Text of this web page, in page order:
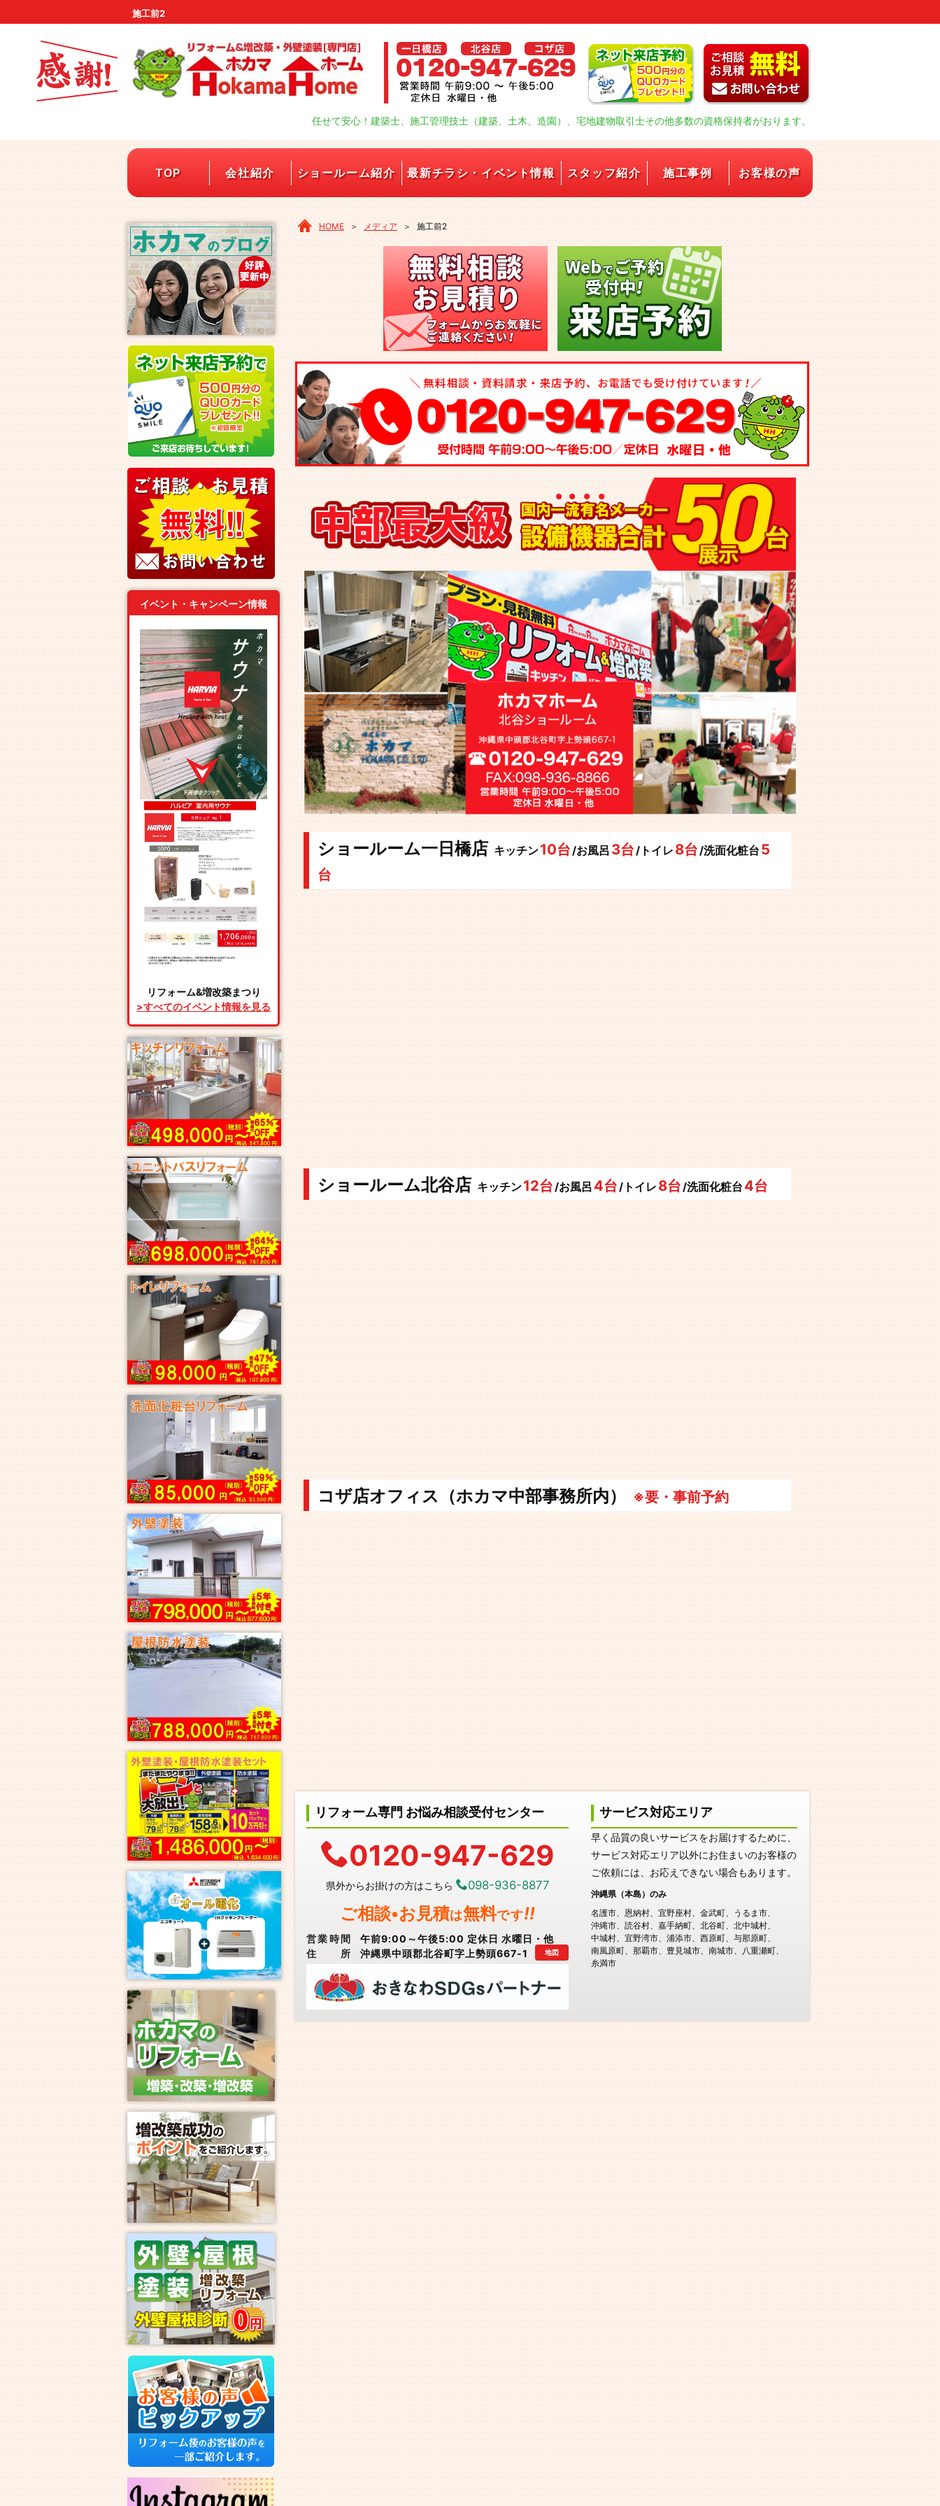
施工前2
任せて安心！建築士、施工管理技士（建築、土木、造園）、宅地建物取引士その他多数の資格保持者がおります。
TOP 会社紹介 ショールーム紹介 最新チラシ・イベント情報 スタッフ紹介 施工事例 お客様の声
HOME ＞ メディア ＞ 施工前2
ショールーム一日橋店 キッチン10台/お風呂 3台/トイレ 8台/洗面化粧台 5
台
ショールーム北谷店 キッチン12台/お風呂 4台/トイレ 8台/洗面化粧台 4台
コザ店オフィス（ホカマ中部事務所内） ※要・事前予約
リフォーム専門 お悩み相談受付センター
0120-947-629
県外からお掛けの方はこちら 098-936-8877
ご相談•お見積は無料です!!
営業時間
午前9:00～午後5:00 定休日 水曜日・他
住所
沖縄県中頭郡北谷町字上勢頭667-1 地図
サービス対応エリア
早く品質の良いサービスをお届けするために、
サービス対応エリア以外にお住まいのお客様の
ご依頼には、お応えできない場合もあります。
沖縄県（本島）のみ
名護市
恩納村 宜野座村 金武町
うるま市
沖縄市
読谷村 嘉手納町 北谷町
北中城村
中城村
宜野湾市 浦添市 西原町
与那原町
南風原町
那覇市 豊見城市 南城市
八重瀬町
糸満市
イベント・キャンペーン情報
リフォーム&増改築まつり
>すべてのイベント情報を見る